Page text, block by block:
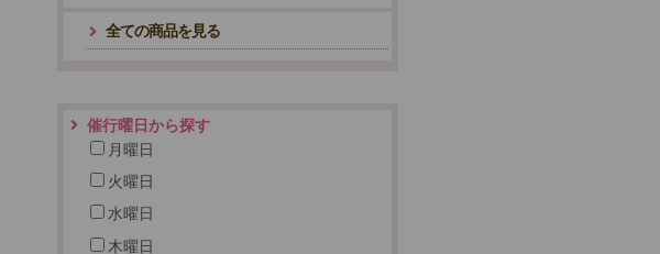
全ての商品を見る
催行曜日から探す
月曜日
火曜日
水曜日
木曜日